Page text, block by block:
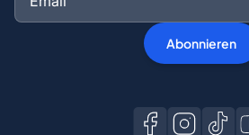
Abonnieren